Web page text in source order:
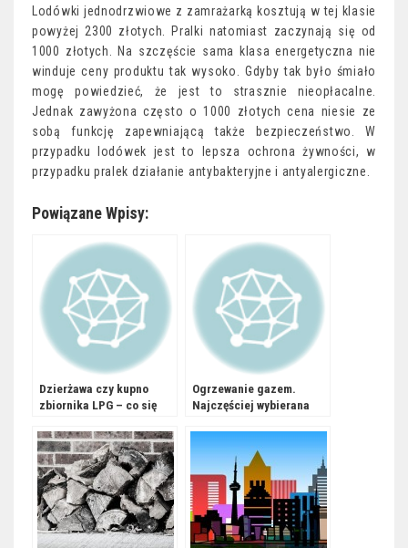
Lodówki jednodrzwiowe z zamrażarką kosztują w tej klasie
powyżej 2300 złotych. Pralki natomiast zaczynają się od
1000 złotych. Na szczęście sama klasa energetyczna nie
winduje ceny produktu tak wysoko. Gdyby tak było śmiało
mogę powiedzieć, że jest to strasznie nieopłacalne.
Jednak zawyżona często o 1000 złotych cena niesie ze
sobą funkcję zapewniającą także bezpieczeństwo. W
przypadku lodówek jest to lepsza ochrona żywności, w
przypadku pralek działanie antybakteryjne i antyalergiczne.
Powiązane Wpisy:
Dzierżawa czy kupno
zbiornika LPG – co się
inwestorowi?
Ogrzewanie gazem.
Najczęściej wybierana
jednorodzinnych